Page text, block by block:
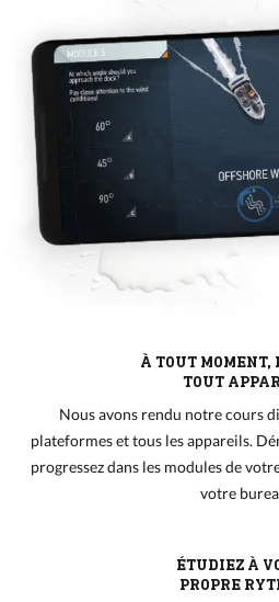
À TOUT MOMENT,
TOUT
Nous avons rendu notre cours
plateformes et tous les appareils.
progressez dans les modules de
votre
ÉTUDIEZ À
PROPRE